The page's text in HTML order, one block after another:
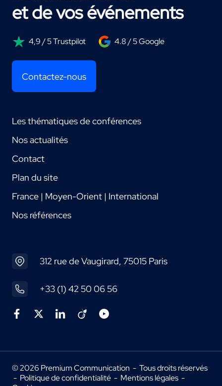
et de vos événements
4,9 / 5 Trustpilot 4.8 / 5 Google
Contactez-nous
Les thématiques de conférences
Nos actualités
Contact
Plan du site
France | Moyen-Orient | International
Nos références
312 rue de Vaugirard, 75015 Paris
+33 (1) 42 50 06 56
© 2026 Premium Communication - Tous droits réservés
- Politique de confidentialité - Mentions légales -